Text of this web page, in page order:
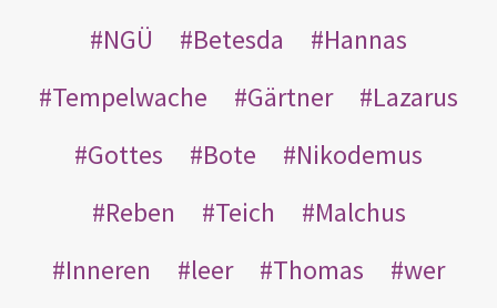
NGÜ
Betesda
Hannas
Tempelwache
Gärtner
Lazarus
Gottes
Bote
Nikodemus
Reben
Teich
Malchus
Inneren
leer Thomas
wer